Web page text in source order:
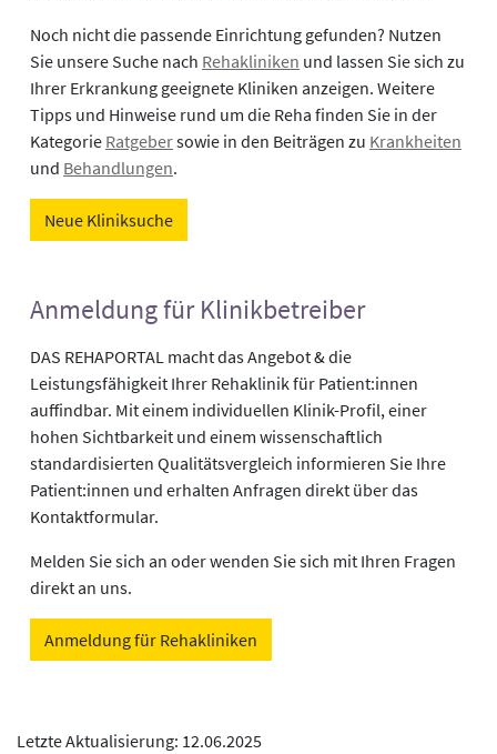
Noch nicht die passende Einrichtung gefunden? Nutzen
Sie unsere Suche nach Rehakliniken und lassen Sie sich zu
Ihrer Erkrankung geeignete Kliniken anzeigen. Weitere
Tipps und Hinweise rund um die Reha finden Sie in der
Kategorie Ratgebersowie in den Beiträgen zu Krankheiten
und Behandlungen.
Neue Kliniksuche
Anmeldung für Klinikbetreiber
DAS REHAPORTAL macht das Angebot & die
Leistungsfähigkeit Ihrer Rehaklinik für Patient:innen
auffindbar. Mit einem individuellen Klinik-Profil, einer
hohen Sichtbarkeit und einem wissenschaftlich
standardisierten Qualitätsvergleich informieren Sie Ihre
Patient:innen und erhalten Anfragen direkt über das
Kontaktformular.
Melden Sie sich an oder wenden Sie sich mit Ihren Fragen
direkt an uns.
Anmeldung für Rehakliniken
Letzte Aktualisierung: 12.06.2025